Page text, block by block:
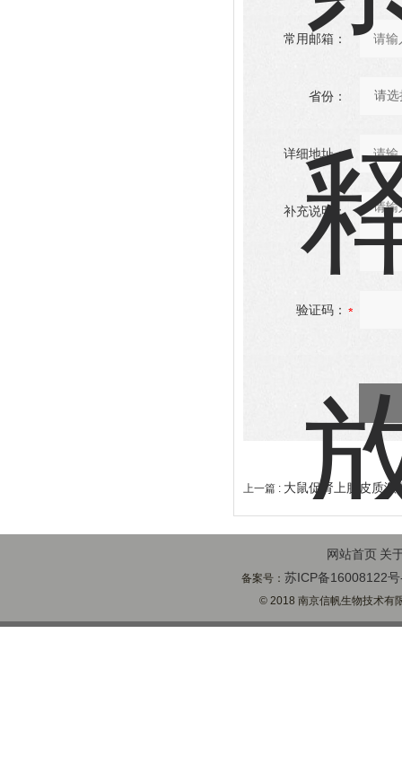
常用邮箱：
省份：
详细地址：
补充说明：
验证码：
上一篇 : 大鼠促肾上腺皮质激
网站首页 关
备案号： 苏ICP备16008122
© 2018 南京信帆生物技术有